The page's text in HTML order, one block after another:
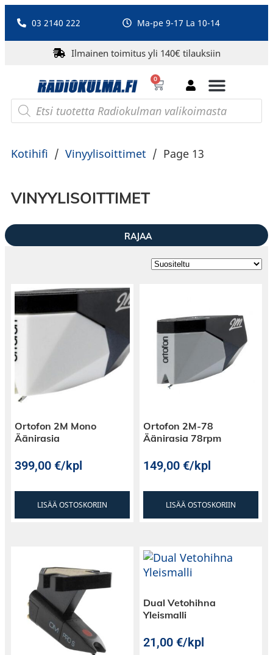
03 2140 222 Ma-pe 9-17 La 10-14
Ilmainen toimitus yli 140€ tilauksiin
0
Kotihifi / Vinyylisoittimet / Page 13
VINYYLISOITTIMET
RAJAA
Ortofon 2M Mono
Äänirasia
399,00€/kpl
LISÄÄ OSTOSKORIIN
Ortofon 2M-78
Äänirasia 78rpm
149,00€/kpl
LISÄÄ OSTOSKORIIN
Dual Vetohihna
Yleismalli
21,00€/kpl